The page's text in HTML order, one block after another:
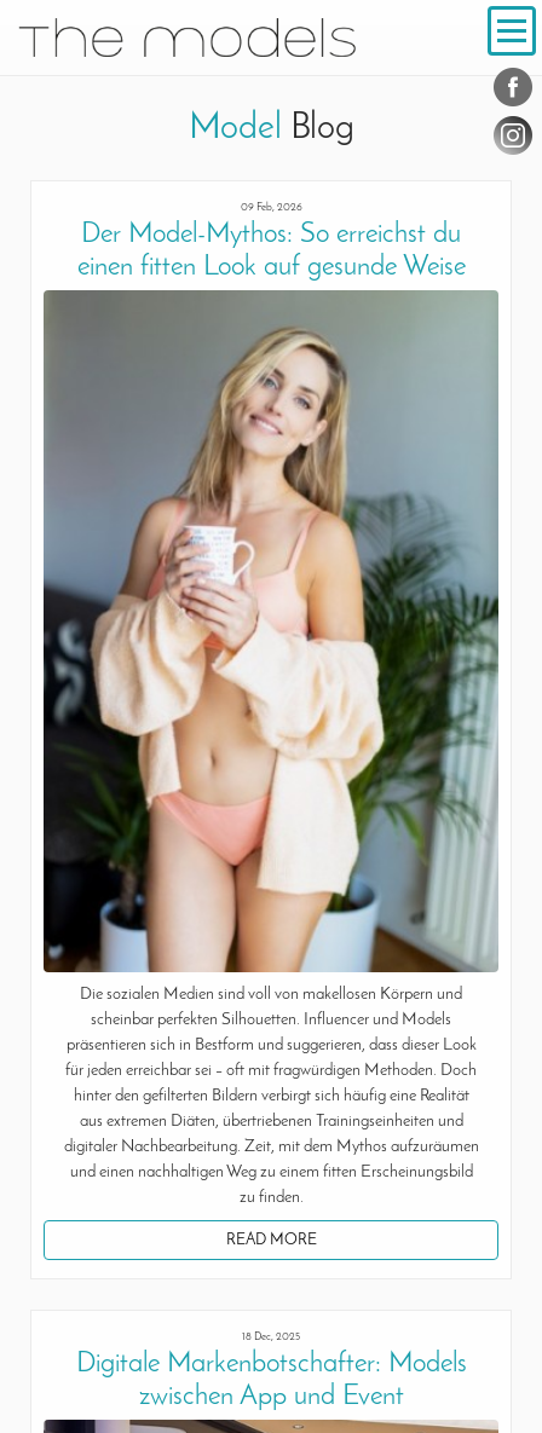
Navigation
Model Blog
09 Feb, 2026
Der Model-Mythos: So erreichst du
einen fitten Look auf gesunde Weise
Die sozialen Medien sind voll von makellosen Körpern und
scheinbar perfekten Silhouetten. Influencer und Models
präsentieren sich in Bestform und suggerieren, dass dieser Look
für jeden erreichbar sei – oft mit fragwürdigen Methoden. Doch
hinter den gefilterten Bildern verbirgt sich häufig eine Realität
aus extremen Diäten, übertriebenen Trainingseinheiten und
digitaler Nachbearbeitung. Zeit, mit dem Mythos aufzuräumen
und einen nachhaltigen Weg zu einem fitten Erscheinungsbild
zu finden.
READ MORE
18 Dec, 2025
Digitale Markenbotschafter: Models
zwischen App und Event